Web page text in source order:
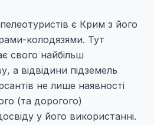
є Крим з його
колодязями. Тут
свого найбільш
а відвідини підземель
не лише наявності
(та дорогого)
у його використанні.